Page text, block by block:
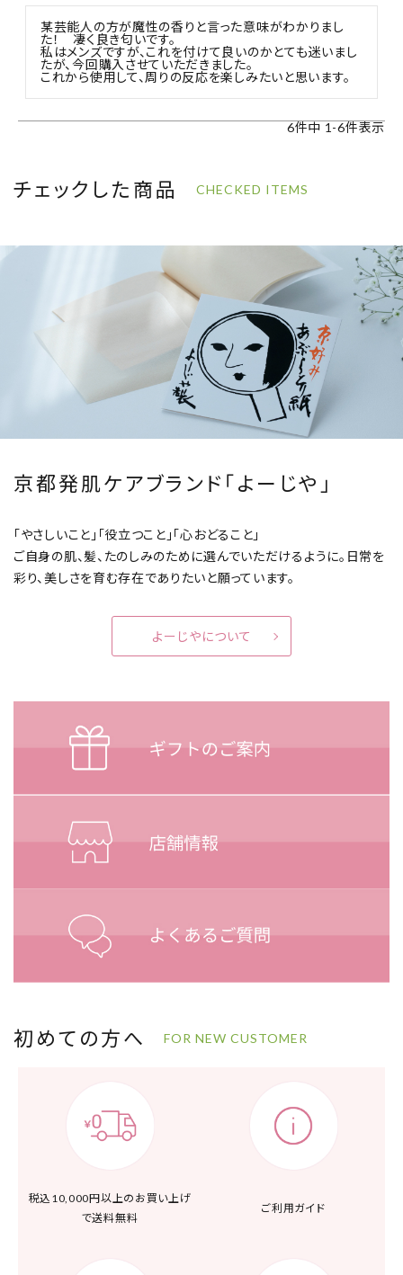
某芸能人の方が魔性の香りと言った意味がわかりまし
た！　凄く良き匂いです。
私はメンズですが、これを付けて良いのかとても迷いまし
たが、今回購入させていただきました。
これから使用して、周りの反応を楽しみたいと思います。
6件中 1 -6件表示
チェックした商品 CHECKED ITEMS
京都発肌ケアブランド「よーじや」
「やさしいこと」「役立つこと」「心おどること」
ご自身の肌、髪、たのしみのために選んでいただけるように。 日常を
彩り、美しさを育む存在でありたいと願っています。
よーじやについて
初めての方へ FOR NEW CUSTOMER
税込10,000円以上の お買い上げ
で送料無料
ご利用ガイド